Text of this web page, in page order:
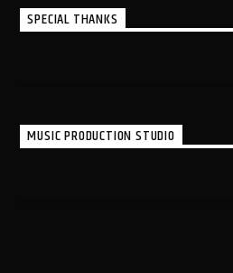
SPECIAL THANKS
MUSIC PRODUCTION STUDIO